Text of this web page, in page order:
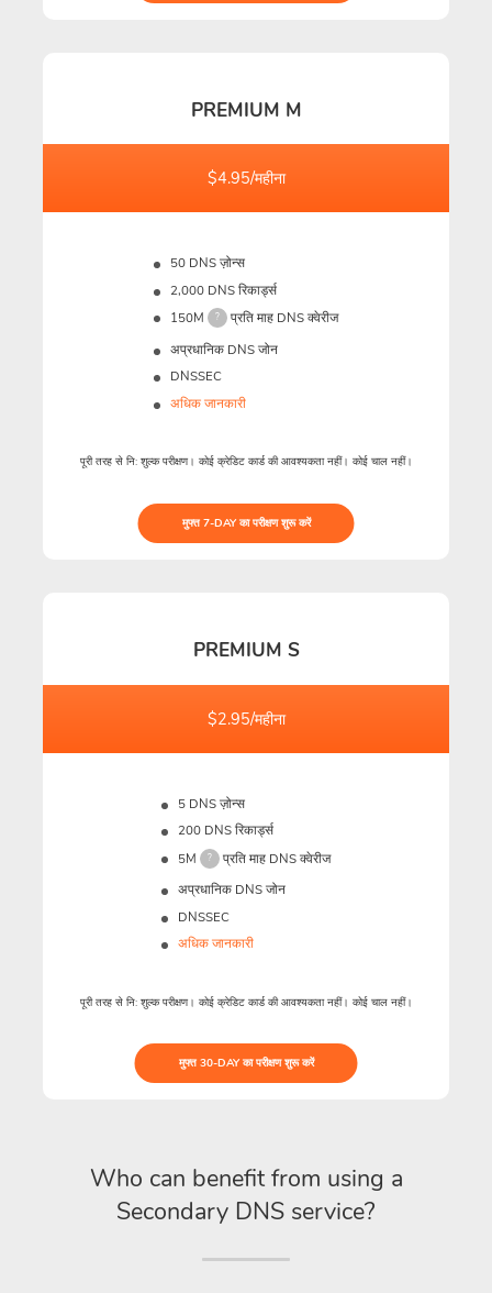
PREMIUM M
$4.95/महीना
50 DNS ज़ोन्स
2,000 DNS रिकार्ड्स
150M
?
प्रति माह DNS क्वेरीज
अप्रधानिक DNS जोन
DNSSEC
अधिक जानकारी
पूरी तरह से नि: शुल्क परीक्षण। कोई क्रेडिट कार्ड की आवश्यकता नहीं। कोई चाल नहीं।
मुफ्त 7-DAY का परीक्षण शुरू करें
PREMIUM S
$2.95/महीना
5 DNS ज़ोन्स
200 DNS रिकार्ड्स
5M
?
प्रति माह DNS क्वेरीज
अप्रधानिक DNS जोन
DNSSEC
अधिक जानकारी
पूरी तरह से नि: शुल्क परीक्षण। कोई क्रेडिट कार्ड की आवश्यकता नहीं। कोई चाल नहीं।
मुफ्त 30-DAY का परीक्षण शुरू करें
Who can benefit from using a
Secondary DNS service?